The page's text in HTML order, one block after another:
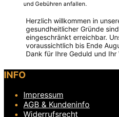
und Gebühren anfallen.
Herzlich willkommen in
gesundheitlicher Gründe
eingeschränkt erreichbar.
voraussichtlich bis Ende
Dank für Ihre Geduld und Ihr
Dieses
Produkt
mehrere
Varianten
auf.
INFO
Impressum
AGB & Kundeninfo
Widerrufsrecht